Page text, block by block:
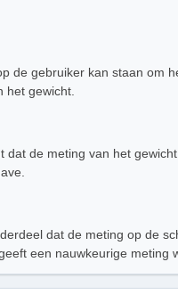
de gebruiker kan staan om
het gewicht.
dat de meting van het
dat de meting op de
een nauwkeurige meting